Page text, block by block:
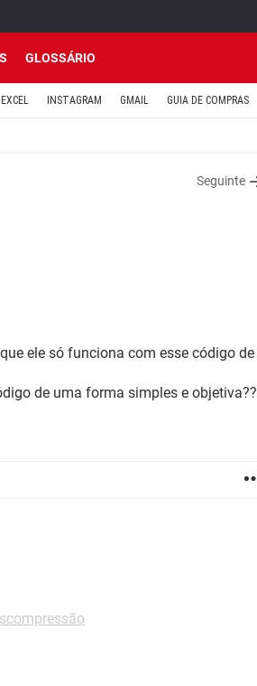
GLOSSÁRIO
EXCEL INSTAGRAM GMAIL GUIA DE COMPRAS
Seguinte
ele só funciona com esse código de
de uma forma simples e objetiva??